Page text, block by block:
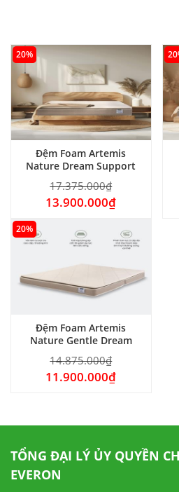
20%
Đệm Foam Artemis
Nature Dream Support
17.375.000₫
13.900.000₫
20%
Đệm Foam Artemis
Nature Gentle Dream
14.875.000₫
11.900.000₫
TỔNG ĐẠI LÝ ỦY QUYỀN
EVERON